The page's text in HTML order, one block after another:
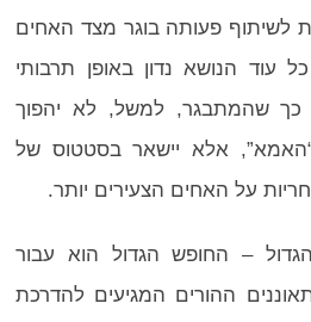
לשיתוף פעותה בוגר מצד האחים
עוד הנושא נדון באופן תרבותי
כך שהמתבגר, למשל, לא יהפוך
אלא יישאר בסטטוס של
על האחים הצעירים יותר.
– החופש הגדול הוא עבור
ההורים המגיעים להדרכת